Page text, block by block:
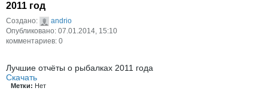
2011 год
Создано:
andrio
Опубликовано: 07.01.2014, 15:10
комментариев: 0
Лучшие отчёты о рыбалках 2011 года
Скачать
Метки: Нет